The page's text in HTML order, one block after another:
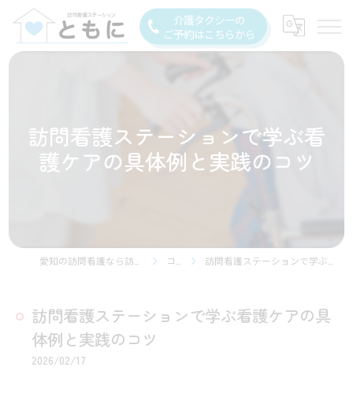
介護タクシーの
ご予約はこちらから
訪問看護ステーションで学ぶ看
護ケアの具体例と実践のコツ
コラム 訪問看護ステーションで学ぶ看護ケアの具体例と実践のコツ
訪問看護ステーションで学ぶ看護ケアの具
体例と実践のコツ
2026/02/17